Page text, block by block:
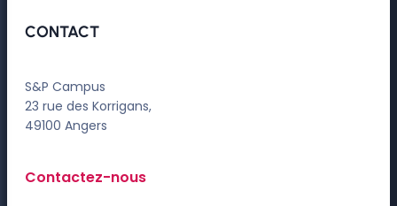
CONTACT
S&P Campus
23 rue des Korrigans,
49100 Angers
Contactez-nous